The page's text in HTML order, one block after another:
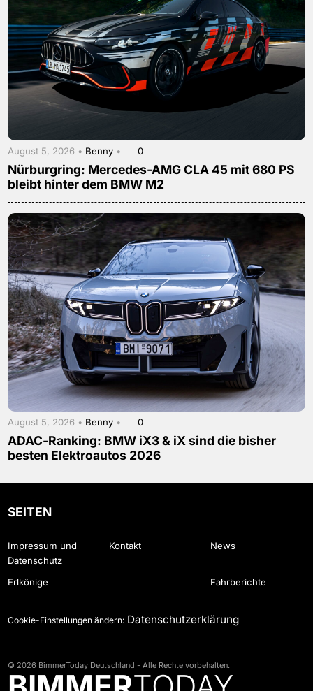
August 5, 2026 • Benny • 0
Nürburgring: Mercedes-AMG CLA 45 mit 680 PS
bleibt hinter dem BMW M2
August 5, 2026 • Benny • 0
ADAC-Ranking: BMW iX3 & iX sind die bisher
besten Elektroautos 2026
SEITEN
Impressum und
Datenschutz
Kontakt News
Erlkönige Fahrberichte
Cookie-Einstellungen ändern: Datenschutzerklärung
© 2026 BimmerToday Deutschland - Alle Rechte vorbehalten.